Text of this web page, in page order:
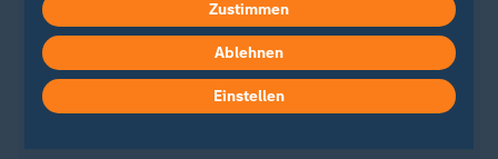
Zustimmen
Ablehnen
Einstellen